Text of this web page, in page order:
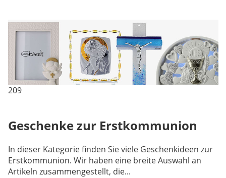
209
Geschenke zur Erstkommunion
In dieser Kategorie finden Sie viele Geschenkideen zur
Erstkommunion. Wir haben eine breite Auswahl an
Artikeln zusammengestellt, die...